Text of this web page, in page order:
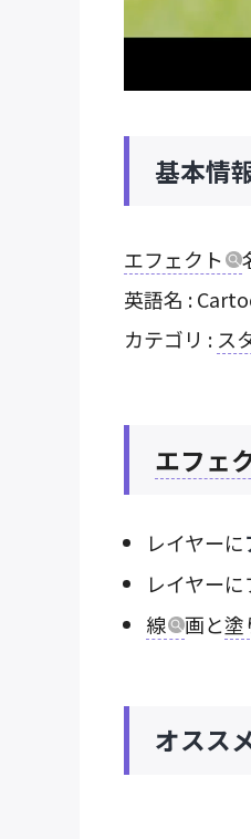
基本情
エフェクト
英語名 :
カテゴリ : ス
エフェ
レイヤーに
レイヤーに
線
画と塗
オスス